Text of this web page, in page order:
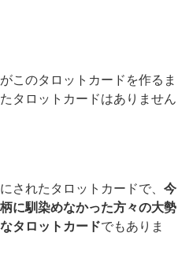
このタロットカードを作るま
タロットカードはありません
されたタロットカードで、 今
に馴染めなかった方々の大勢
タロットカードでもありま